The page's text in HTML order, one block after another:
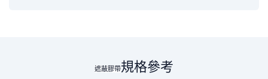
遮蔽膠帶規格參考